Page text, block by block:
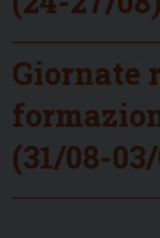
Giornate
(31/08-